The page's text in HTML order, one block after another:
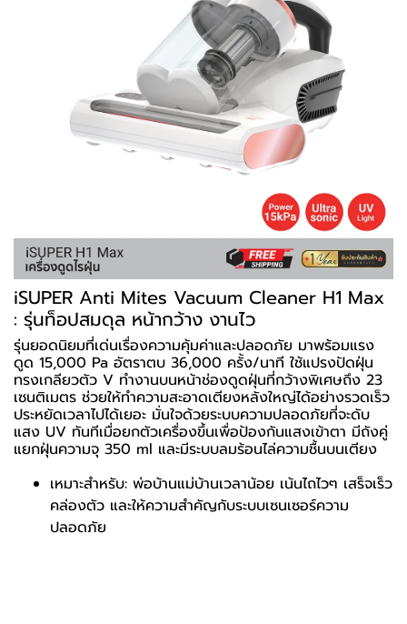
iSUPER Anti Mites Vacuum Cleaner H1 Max
: รุ่นท็อปสมดุล หน้ากว้าง งานไว
รุ่นยอดนิยมที่เด่นเรื่องความคุ้มค่าและปลอดภัย มาพร้อมแรง
ดูด 15,000 Pa อัตราตบ 36,000 ครั้ง/นาที ใช้แปรงปัดฝุ่น
ทรงเกลียวตัว V ทำงานบนหน้าช่องดูดฝุ่นที่กว้างพิเศษถึง 23
เซนติเมตร ช่วยให้ทำความสะอาดเตียงหลังใหญ่ได้อย่างรวดเร็ว
ประหยัดเวลาไปได้เยอะ มั่นใจด้วยระบบความปลอดภัยที่จะดับ
แสง UV ทันทีเมื่อยกตัวเครื่องขึ้นเพื่อป้องกันแสงเข้าตา มีถังคู่
แยกฝุ่นความจุ 350 ml และมีระบบลมร้อนไล่ความชื้นบนเตียง
เหมาะสำหรับ: พ่อบ้านแม่บ้านเวลาน้อย เน้นไถไวๆ เสร็จเร็ว
คล่องตัว และให้ความสำคัญกับระบบเซนเซอร์ความ
ปลอดภัย